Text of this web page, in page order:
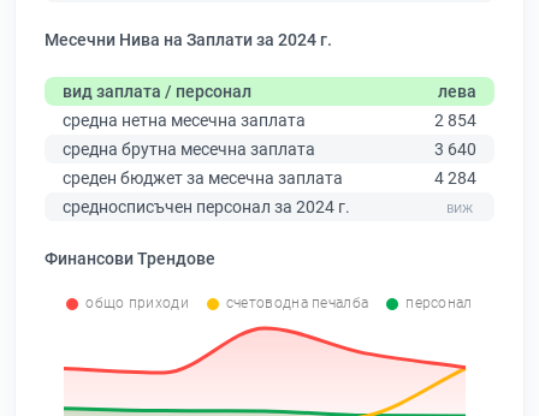
Месечни Нива на Заплати за 2024 г.
вид заплата / персонал
лева
средна нетна месечна заплата
2 854
средна брутна месечна заплата
3 640
среден бюджет за месечна заплата
4 284
средносписъчен персонал за 2024 г.
Финансови Трендове
общо приходи счетоводна печалба персонал